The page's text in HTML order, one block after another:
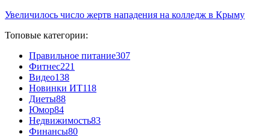
Увеличилось число жертв нападения на колледж в Крыму
Топовые категории:
Правильное питание307
Фитнес221
Видео138
Новинки ИТ118
Диеты88
Юмор84
Недвижимость83
Финансы80